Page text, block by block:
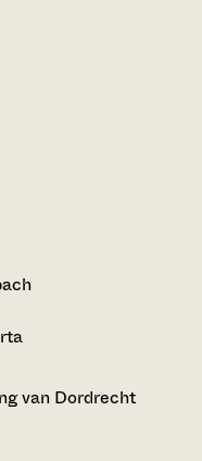
van Dordrecht